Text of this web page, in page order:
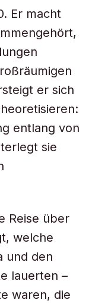
Er macht
er sich
entlang von
sie
Reise über
welche
und den
lauerten –
waren, die